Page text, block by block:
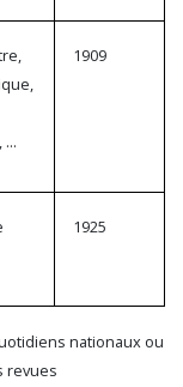
1909
1925
nationaux ou
revues